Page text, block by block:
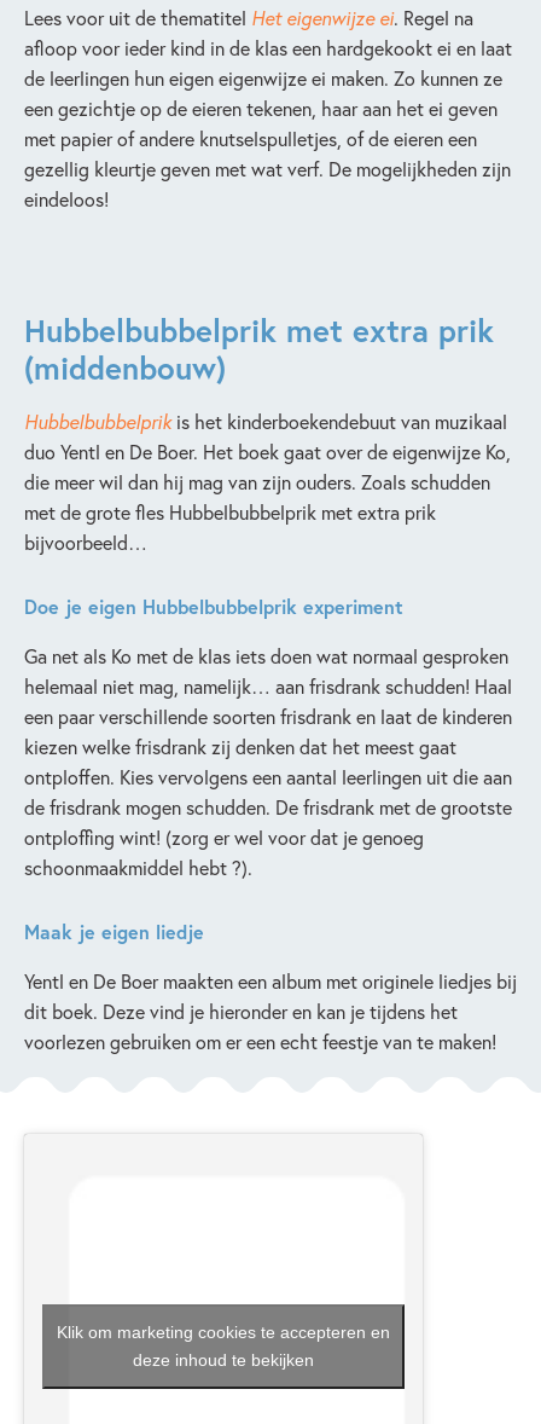
Lees voor uit de thematitel Het eigenwijze ei. Regel na
afloop voor ieder kind in de klas een hardgekookt ei en laat
de leerlingen hun eigen eigenwijze ei maken. Zo kunnen ze
een gezichtje op de eieren tekenen, haar aan het ei geven
met papier of andere knutselspulletjes, of de eieren een
gezellig kleurtje geven met wat verf. De mogelijkheden zijn
eindeloos!
Hubbelbubbelprik met extra prik
(middenbouw)
Hubbelbubbelprikis het kinderboekendebuut van muzikaal
duo Yentl en De Boer. Het boek gaat over de eigenwijze Ko,
die meer wil dan hij mag van zijn ouders. Zoals schudden
met de grote fles Hubbelbubbelprik met extra prik
bijvoorbeeld…
Doe je eigen Hubbelbubbelprik experiment
Ga net als Ko met de klas iets doen wat normaal gesproken
helemaal niet mag, namelijk… aan frisdrank schudden! Haal
een paar verschillende soorten frisdrank en laat de kinderen
kiezen welke frisdrank zij denken dat het meest gaat
ontploffen. Kies vervolgens een aantal leerlingen uit die aan
de frisdrank mogen schudden. De frisdrank met de grootste
ontploffing wint! (zorg er wel voor dat je genoeg
schoonmaakmiddel hebt ?).
Maak je eigen liedje
Yentl en De Boer maakten een album met originele liedjes bij
dit boek. Deze vind je hieronder en kan je tijdens het
voorlezen gebruiken om er een echt feestje van te maken!
Klik om marketing cookies te accepteren en
deze inhoud te bekijken